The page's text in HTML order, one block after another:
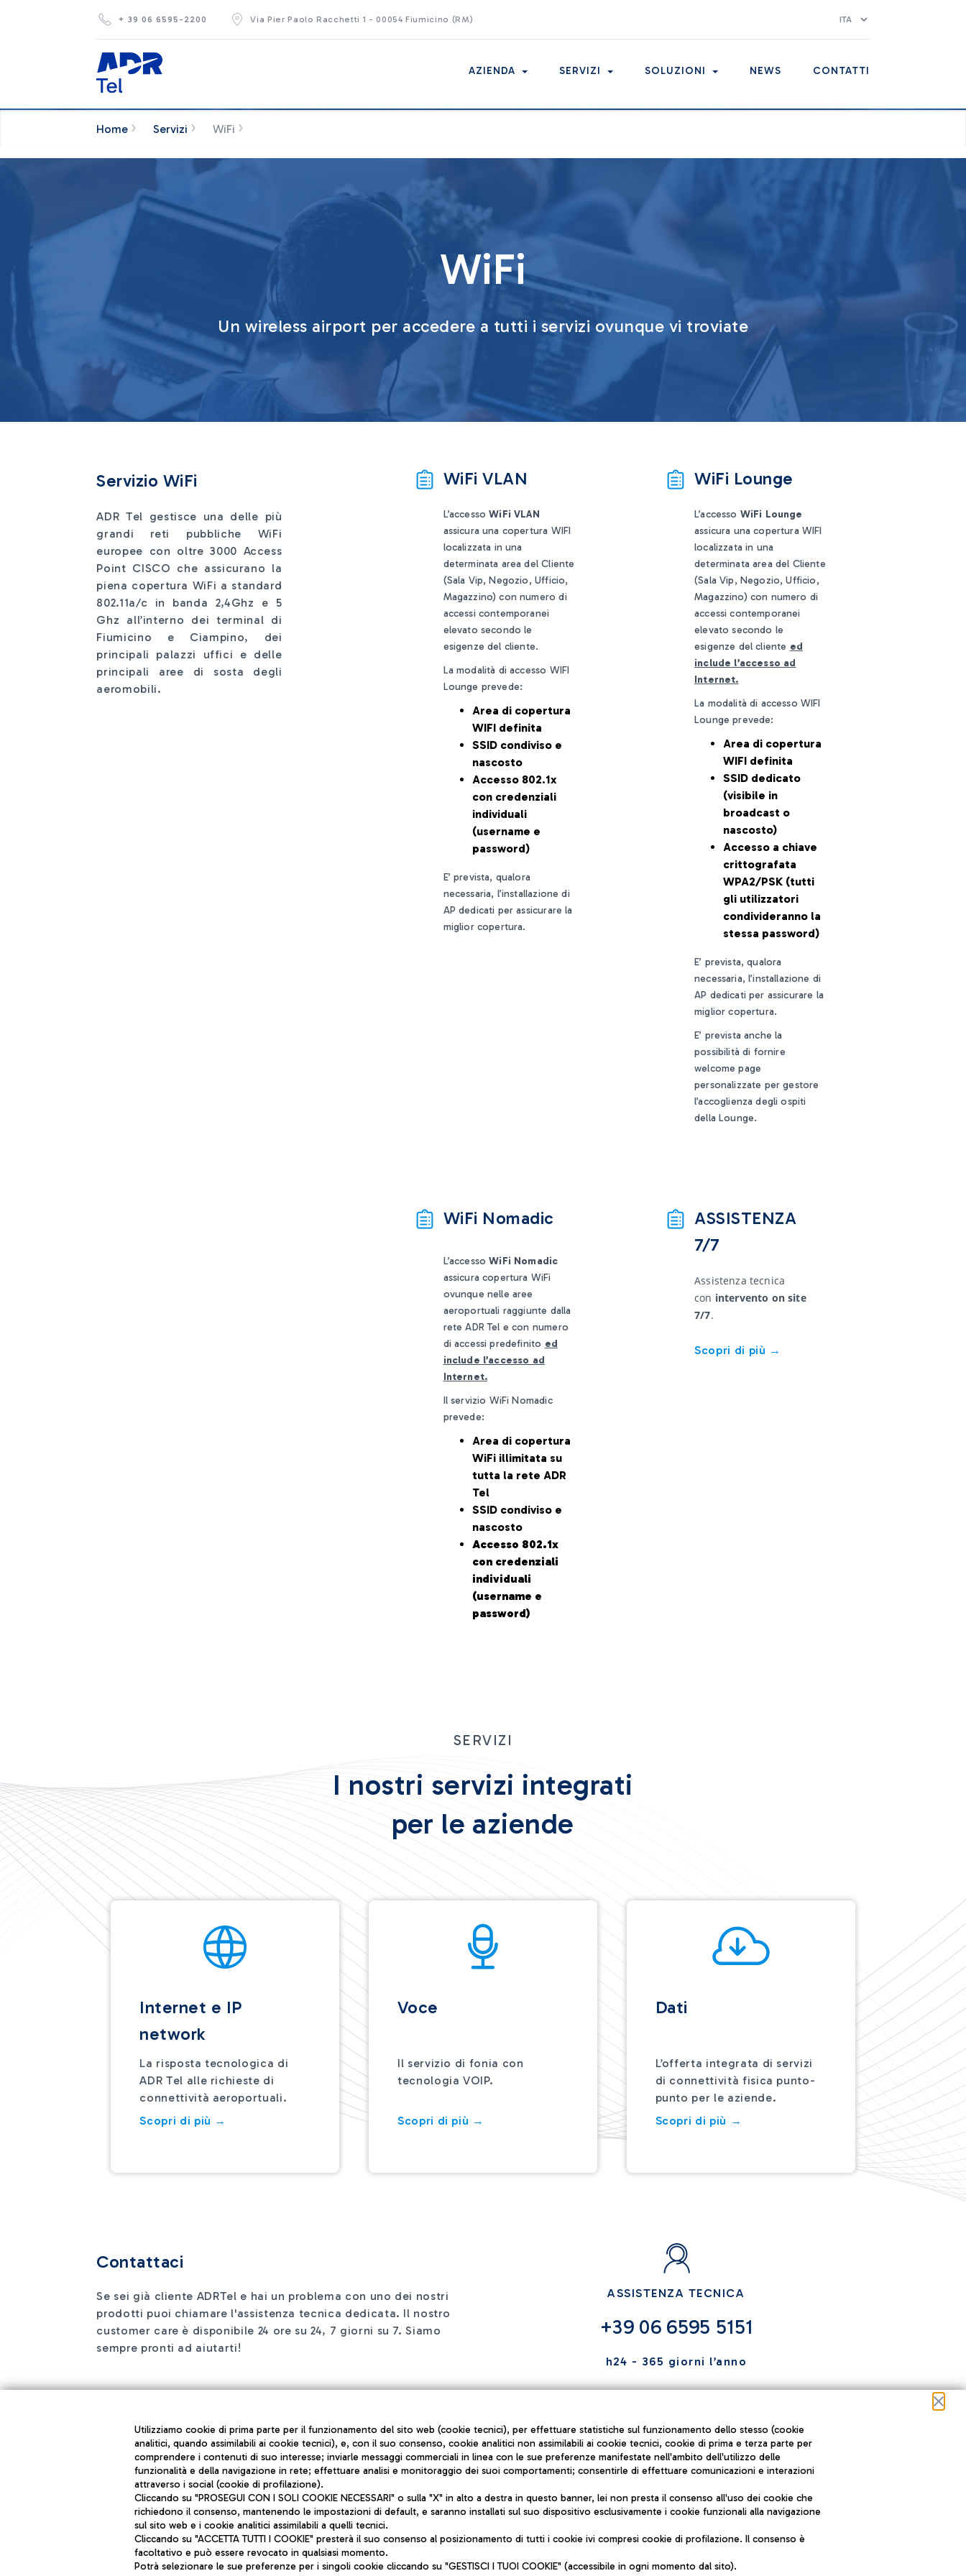
Skip to Main Content + 39 06 6595-2200 Via Pier Paolo Racchetti 1 - 00054 Fiumicino (RM)
AZIENDA SERVIZI SOLUZIONI NEWS CONTATTI
Home › Servizi › WiFi ›
WiFi
Un wireless airport per accedere a tutti i servizi ovunque vi troviate
Servizio WiFi
ADR Tel gestisce una delle più
grandi reti pubbliche WiFi
europee con oltre 3000 Access
Point CISCO che assicurano la
piena copertura WiFi a standard
802.11a/c in banda 2,4Ghz e 5
Ghz all’interno dei terminal di
Fiumicino e Ciampino, dei
principali palazzi uffici e delle
principali aree di sosta degli
aeromobili.
WiFi VLAN
L’accessoWiFi VLAN
assicura una copertura WIFI
localizzata in una
determinata area del Cliente
(Sala Vip, Negozio, Ufficio,
Magazzino) con numero di
accessi contemporanei
elevato secondo le
esigenze del cliente.
La modalità di accesso WIFI
Lounge prevede:
Area di copertura
WIFI definita
SSID condiviso e
nascosto
Accesso 802.1x
con credenziali
individuali
(username e
password)
E’ prevista, qualora
necessaria, l’installazione di
AP dedicati per assicurare la
miglior copertura.
WiFi Lounge
L’accesso WiFi Lounge
assicura una copertura WIFI
localizzata in una
determinata area del Cliente
(Sala Vip, Negozio, Ufficio,
Magazzino) con numero di
accessi contemporanei
elevato secondo le
esigenze del cliente ed
include l’accesso ad
Internet.
La modalità di accesso WIFI
Lounge prevede:
Area di copertura
WIFI definita
SSID dedicato
(visibile in
broadcast o
nascosto)
Accesso a chiave
crittografata
WPA2/PSK (tutti
gli utilizzatori
condivideranno la
stessa password)
E’ prevista, qualora
necessaria, l’installazione di
AP dedicati per assicurare la
miglior copertura.
E’ prevista anche la
possibilità di fornire
welcome page
personalizzate per gestore
l’accoglienza degli ospiti
della Lounge.
WiFi Nomadic
L’accessoWiFi Nomadic
assicura copertura WiFi
ovunque nelle aree
aeroportuali raggiunte dalla
rete ADR Tel e con numero
di accessi predefinito ed
include l’accesso ad
Internet.
Il servizio WiFi Nomadic
prevede:
Area di copertura
WiFi illimitata su
tutta la rete ADR
Tel
SSID condiviso e
nascosto
Accesso 802.1x
con credenziali
individuali
(username e
password)
ASSISTENZA
7/7
Assistenza tecnica
con intervento on site
7/7.
Scopri di più →
SERVIZI
I nostri servizi integrati
per le aziende
Internet e IP
network
La risposta tecnologica di
ADR Tel alle richieste di
connettività aeroportuali.
Scopri di più →
Voce
Il servizio di fonia con
tecnologia VOIP.
Scopri di più →
Dati
L’offerta integrata di servizi
di connettività fisica punto-
punto per le aziende.
Scopri di più →
Contattaci
Se sei già cliente ADRTel e hai un problema con uno dei nostri
prodotti puoi chiamare l'assistenza tecnica dedicata. Il nostro
customer care è disponibile 24 ore su 24, 7 giorni su 7. Siamo
sempre pronti ad aiutarti!
ASSISTENZA TECNICA
+39 06 6595 5151
h24 - 365 giorni l’anno
ADR Tel S.p.A - Società soggetta a direzione e coordinamento di Aeroporti di
Via Pier Paolo Racchetti 1 - 00054 Fiumicino (RM) Tel: +39 06 65951
Utilizziamo cookie di prima parte per il funzionamento del sito web (cookie tecnici), per effettuare statistiche sul funzionamento dello stesso (cookie
analitici, quando assimilabili ai cookie tecnici), e, con il suo consenso, cookie analitici non assimilabili ai cookie tecnici, cookie di prima e terza parte per
comprendere i contenuti di suo interesse; inviarle messaggi commerciali in linea con le sue preferenze manifestate nell'ambito dell'utilizzo delle
funzionalità e della navigazione in rete; effettuare analisi e monitoraggio dei suoi comportamenti; consentirle di effettuare comunicazioni e interazioni
attraverso i social (cookie di profilazione).
Cliccando su "PROSEGUI CON I SOLI COOKIE NECESSARI" o sulla "X" in alto a destra in questo banner, lei non presta il consenso all'uso dei cookie che
richiedono il consenso, mantenendo le impostazioni di default, e saranno installati sul suo dispositivo esclusivamente i cookie funzionali alla navigazione
sul sito web e i cookie analitici assimilabili a quelli tecnici.
Cliccando su "ACCETTA TUTTI I COOKIE" presterà il suo consenso al posizionamento di tutti i cookie ivi compresi cookie di profilazione. Il consenso è
facoltativo e può essere revocato in qualsiasi momento.
Potrà selezionare le sue preferenze per i singoli cookie cliccando su "GESTISCI I TUOI COOKIE" (accessibile in ogni momento dal sito).